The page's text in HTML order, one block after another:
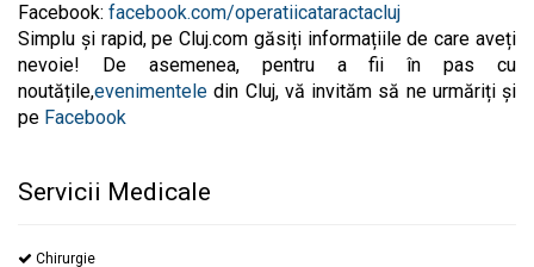
Facebook: facebook.com/operatiicataractacluj
Simplu și rapid, pe Cluj.com găsiți informațiile de care aveți
nevoie! De asemenea, pentru a fii în pas cu
noutățile,evenimentele din Cluj, vă invităm să ne urmăriți și
pe Facebook
Servicii Medicale
Chirurgie